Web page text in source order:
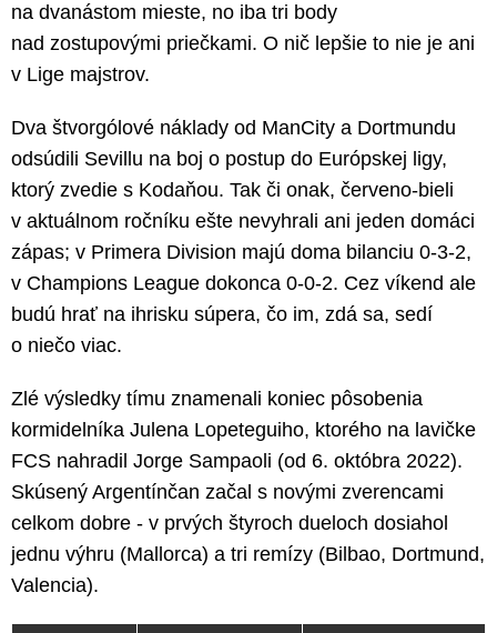
na dvanástom mieste, no iba tri body
nad zostupovými priečkami. O nič lepšie to nie je ani
v Lige majstrov.
Dva štvorgólové náklady od ManCity a Dortmundu
odsúdili Sevillu na boj o postup do Európskej ligy,
ktorý zvedie s Kodaňou. Tak či onak, červeno-bieli
v aktuálnom ročníku ešte nevyhrali ani jeden domáci
zápas; v Primera Division majú doma bilanciu 0-3-2,
v Champions League dokonca 0-0-2. Cez víkend ale
budú hrať na ihrisku súpera, čo im, zdá sa, sedí
o niečo viac.
Zlé výsledky tímu znamenali koniec pôsobenia
kormidelníka Julena Lopeteguiho, ktorého na lavičke
FCS nahradil Jorge Sampaoli (od 6. októbra 2022).
Skúsený Argentínčan začal s novými zverencami
celkom dobre - v prvých štyroch dueloch dosiahol
jednu výhru (Mallorca) a tri remízy (Bilbao, Dortmund,
Valencia).